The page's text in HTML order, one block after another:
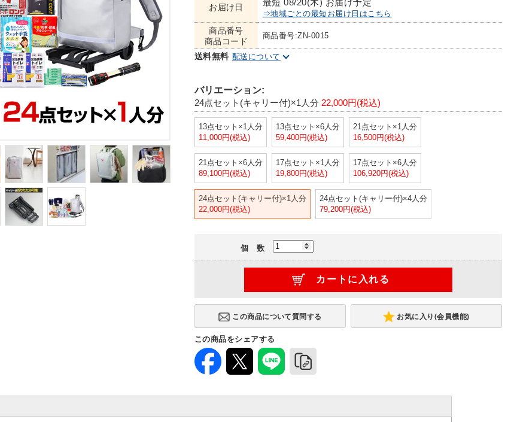
お届け日 最短 08/20(木) お届け予定
⇒地域ごとの最短お届け日はこちら
商品番号
商品コード
商品番号:ZN-0015
送料無料 配送について
バリエーション:
24点セット(キャリー付)×1人分 22,000円(税込)
13点セット×1人分
11,000円(税込)
13点セット×6人分
59,400円(税込)
21点セット×1人分
16,500円(税込)
21点セット×6人分
89,100円(税込)
17点セット×1人分
19,800円(税込)
17点セット×6人分
106,920円(税込)
24点セット(キャリー付)×1人分
22,000円(税込)
24点セット(キャリー付)×4人分
79,200円(税込)
個 数
お気に入り(会員機能)
この商品をシェアする